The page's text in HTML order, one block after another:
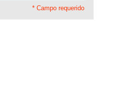
* Campo requerido